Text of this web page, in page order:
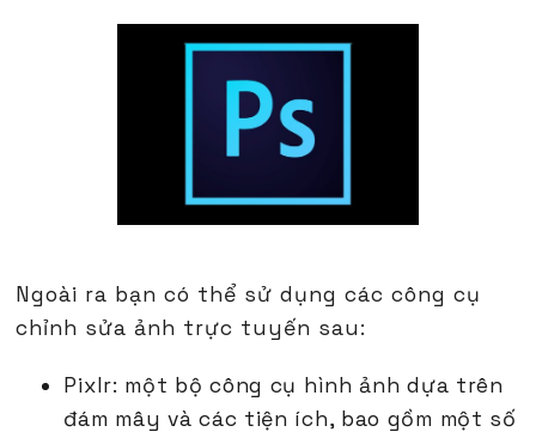
Ngoài ra bạn có thể sử dụng các công cụ
chỉnh sửa ảnh trực tuyến sau:
Pixlr: một bộ công cụ hình ảnh dựa trên
đám mây và các tiện ích, bao gồm một số